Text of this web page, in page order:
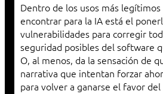
Dentro de los usos más
encontrar para la IA está el
vulnerabilidades para corregir
seguridad posibles del software
O, al menos, da la sensación de
narrativa que intentan forzar
para volver a ganarse el favor